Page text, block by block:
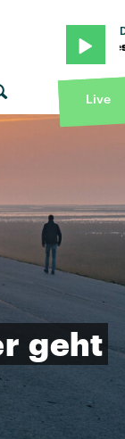
· "des fleurs" von
Live
geht